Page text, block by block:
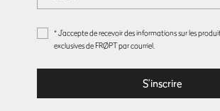
* J’accepte de recevoir des informations sur les
exclusives de FRØPT par courriel.